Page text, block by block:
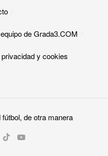
de Grada3.COM
y cookies​
fútbol, de otra manera